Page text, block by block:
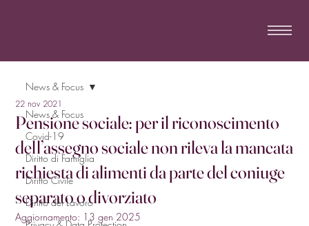
News & Focus
Covid-19
Diritto di Famiglia
Diritto Civile
Diritto del Lavoro
News & Focus
Pensione sociale: per il riconoscimento
dell’assegno sociale non rileva la mancata
richiesta di alimenti da parte del coniuge
separato o divorziato
22 nov 2021
Aggiornamento: 13 gen 2025